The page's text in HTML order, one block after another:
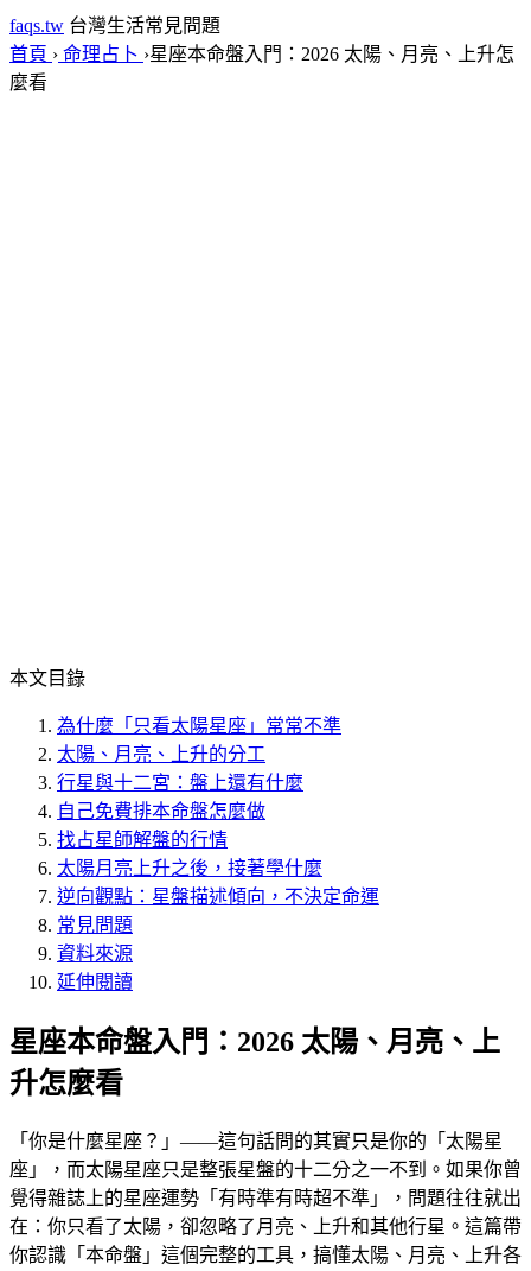
faqs.tw 台灣生活常見問題
首頁 › 命理占卜 ›星座本命盤入門：2026 太陽、月亮、上升怎
麼看
本文目錄
為什麼「只看太陽星座」常常不準
太陽、月亮、上升的分工
行星與十二宮：盤上還有什麼
自己免費排本命盤怎麼做
找占星師解盤的行情
太陽月亮上升之後，接著學什麼
逆向觀點：星盤描述傾向，不決定命運
常見問題
資料來源
延伸閱讀
星座本命盤入門：2026 太陽、月亮、上
升怎麼看
「你是什麼星座？」——這句話問的其實只是你的「太陽星
座」，而太陽星座只是整張星盤的十二分之一不到。如果你曾
覺得雜誌上的星座運勢「有時準有時超不準」，問題往往就出
在：你只看了太陽，卻忽略了月亮、上升和其他行星。這篇帶
你認識「本命盤」這個完整的工具，搞懂太陽、月亮、上升各